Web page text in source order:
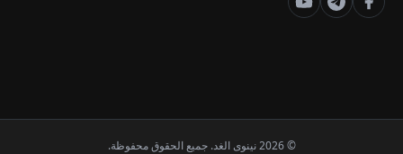
© 2026 نينوى الغد. جميع الحقوق محفوظة.